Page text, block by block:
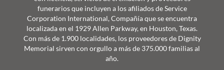
funerarios que incluyen a los afiliados de Service
Corporation International, Compañía que se encuentra
localizada en el 1929 Allen Parkway, en Houston, Texas.
Con más de 1.900 localidades, los proveedores de Dignity
Memorial sirven con orgullo a más de 375.000 familias al
año.